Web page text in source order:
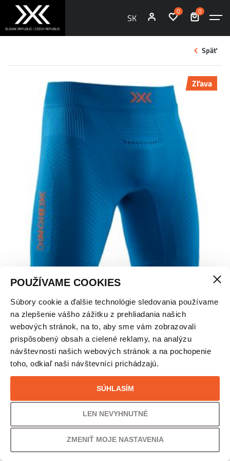
POUŽÍVAME COOKIES
Súbory cookie a ďalšie technológie sledovania používame
na zlepšenie vášho zážitku z prehliadania našich
webových stránok, na to, aby sme vám zobrazovali
prispôsobený obsah a cielené reklamy, na analýzu
návštevnosti našich webových stránok a na pochopenie
toho, odkiaľ naši návštevníci prichádzajú.
SÚHLASÍM
LEN NEVYHNUTNÉ
ZMENIŤ MOJE NASTAVENIA
SK
0 0
Späť
Zľava
X-BIONIC INVENT 4.0 BEŽECKÉ KRAŤASY –
PÁNSKE
Kód:BBS6000101
Tento produkt nie je momentálne na sklade a je preto nedostupný.
POPIS
POPIS
„Optimalizujte svoje hospodárenie s energiou pri behu s
inovatívnym X-BIONIC® EFFEKTOR® 4.0 RUN SHORTS MEN